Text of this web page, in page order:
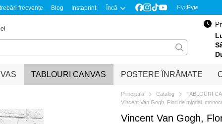
frecvente Blog Instaprint Încă РусРум
TABLOURI CANVAS POSTERE ÎNRĂMATE
Principală Catalog TABLOURI
Vincent Van Gogh, Flori de
Vincent Van Gogh,